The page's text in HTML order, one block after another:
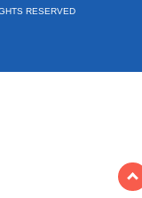
RESERVED